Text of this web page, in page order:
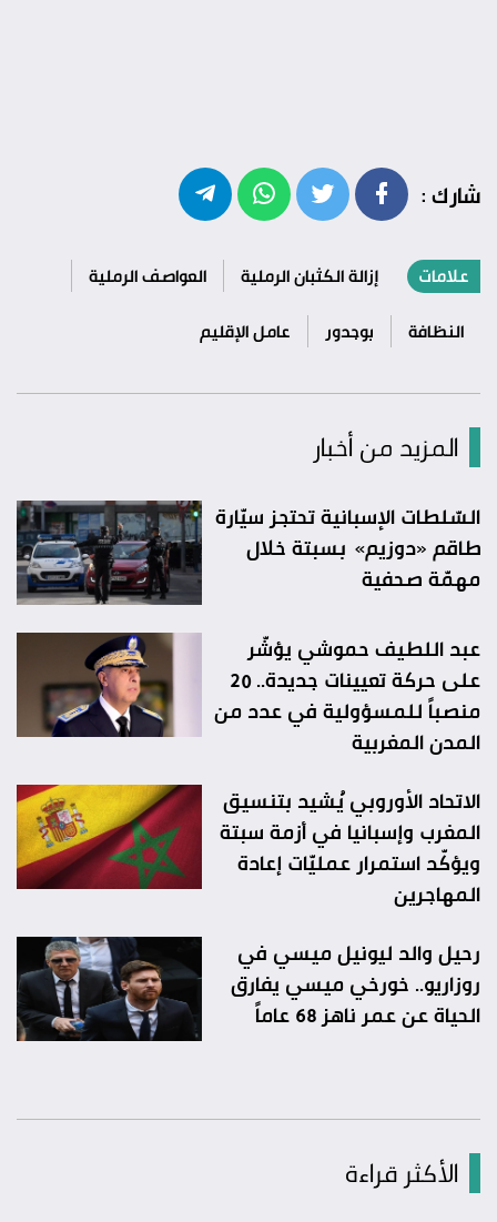
شارك :
علامات إزالة الكثبان الرملية
العواصف الرملية
النظافة
بوجدور عامل الإقليم
المزيد من أخبار
السّلطات الإسبانية تحتجز سيّارة
طاقم «دوزيم» بسبتة خلال
مهمّة صحفية
عبد اللطيف حموشي يؤشّر
على حركة تعيينات جديدة.. 20
منصباً للمسؤولية في عدد من
المدن المغربية
الاتحاد الأوروبي يُشيد بتنسيق
المغرب وإسبانيا في أزمة سبتة
ويؤكّد استمرار عمليّات إعادة
المهاجرين
رحيل والد ليونيل ميسي في
روزاريو.. خورخي ميسي يفارق
الحياة عن عمر ناهز 68 عاماً
الأكثر قراءة